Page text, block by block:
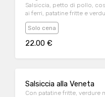
Salsiccia, petto di pollo, costicina,
ai ferri, patatine fritte e
Solo cena
22.00 €
Salsiccia alla Veneta
Con patatine fritte, verdure